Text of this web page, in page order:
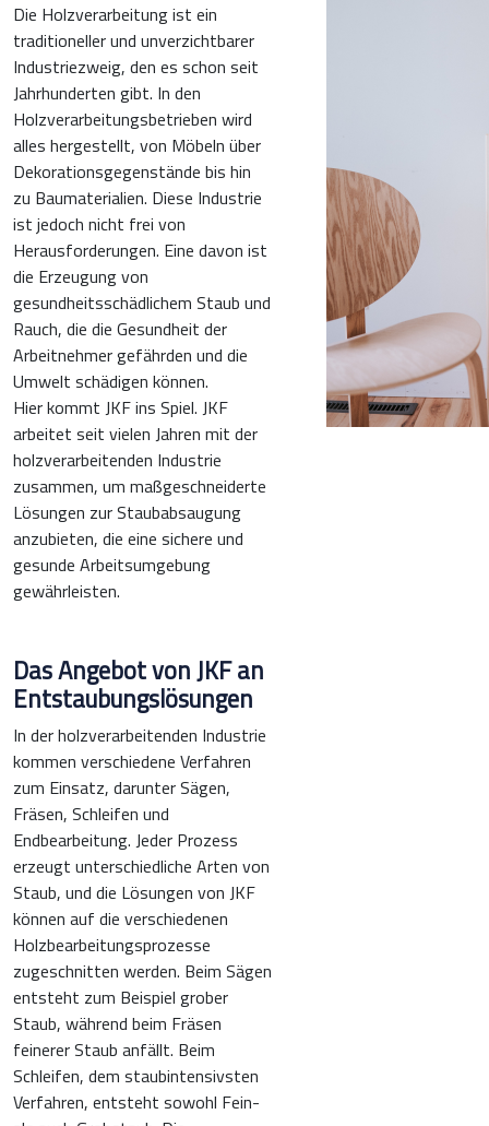
Die Holzverarbeitung ist ein
traditioneller und unverzichtbarer
Industriezweig, den es schon seit
Jahrhunderten gibt. In den
Holzverarbeitungsbetrieben wird
alles hergestellt, von Möbeln über
Dekorationsgegenstände bis hin
zu Baumaterialien. Diese Industrie
ist jedoch nicht frei von
Herausforderungen. Eine davon ist
die Erzeugung von
gesundheitsschädlichem Staub und
Rauch, die die Gesundheit der
Arbeitnehmer gefährden und die
Umwelt schädigen können.
Hier kommt JKF ins Spiel. JKF
arbeitet seit vielen Jahren mit der
holzverarbeitenden Industrie
zusammen, um maßgeschneiderte
Lösungen zur Staubabsaugung
anzubieten, die eine sichere und
gesunde Arbeitsumgebung
gewährleisten.
Das Angebot von JKF an
Entstaubungslösungen
In der holzverarbeitenden Industrie
kommen verschiedene Verfahren
zum Einsatz, darunter Sägen,
Fräsen, Schleifen und
Endbearbeitung. Jeder Prozess
erzeugt unterschiedliche Arten von
Staub, und die Lösungen von JKF
können auf die verschiedenen
Holzbearbeitungsprozesse
zugeschnitten werden. Beim Sägen
entsteht zum Beispiel grober
Staub, während beim Fräsen
feinerer Staub anfällt. Beim
Schleifen, dem staubintensivsten
Verfahren, entsteht sowohl Fein-